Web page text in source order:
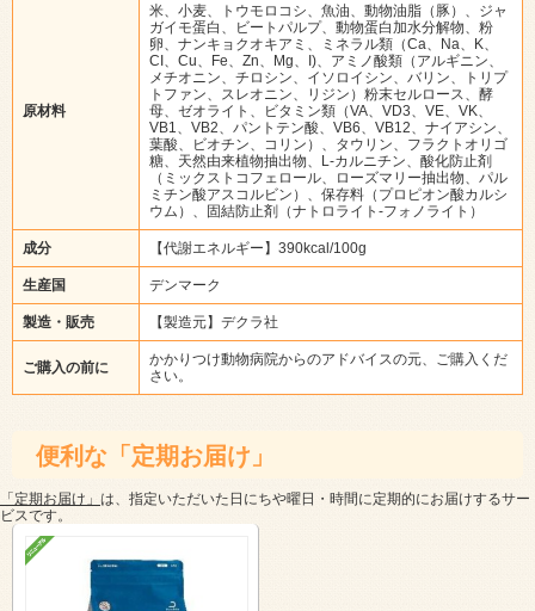
原材料
米、小麦、トウモロコシ、魚油、動物油脂（豚）、ジャ
ガイモ蛋白、ビートパルプ、動物蛋白加水分解物、粉
卵、ナンキョクオキアミ、ミネラル類（Ca、Na、K、
CI、Cu、Fe、Zn、Mg、I)、アミノ酸類（アルギニン、
メチオニン、チロシン、イソロイシン、バリン、トリプ
トファン、スレオニン、リジン）粉末セルロース、酵
母、ゼオライト、ビタミン類（VA、VD3、VE、VK、
VB1、VB2、パントテン酸、VB6、VB12、ナイアシン、
葉酸、ビオチン、コリン）、タウリン、フラクトオリゴ
糖、天然由来植物抽出物、L-カルニチン、酸化防止剤
（ミックストコフェロール、ローズマリー抽出物、パル
ミチン酸アスコルビン）、保存料（プロピオン酸カルシ
ウム）、固結防止剤（ナトロライト-フォノライト）
成分 【代謝エネルギー】390kcal/100g
生産国 デンマーク
製造・販売 【製造元】デクラ社
ご購入の前に
かかりつけ動物病院からのアドバイスの元、ご購入くだ
さい。
便利な「定期お届け」
「定期お届け」 は、指定いただいた日にちや曜日・時間に定期的にお届けするサー
ビスです。